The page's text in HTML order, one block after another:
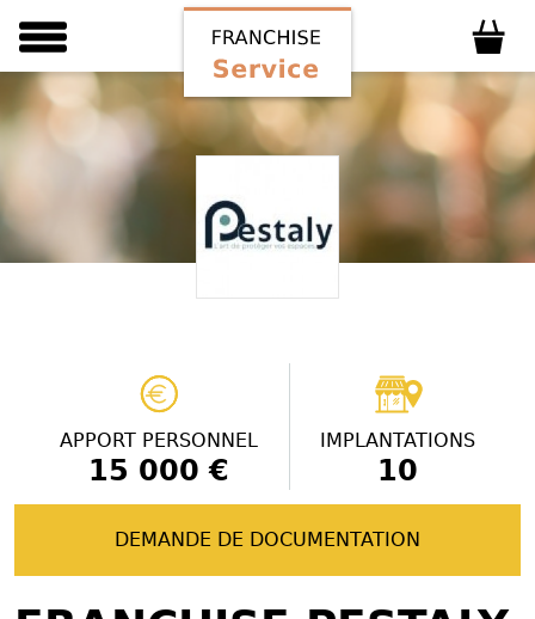
APPORT PERSONNEL
15 000 €
IMPLANTATIONS
10
DEMANDE DE DOCUMENTATION